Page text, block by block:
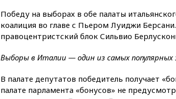
Победу на выборах в обе палаты
коалиция во главе с Пьером Луиджи
правоцентристский блок Сильвио
Выборы в Италии — один из самых популярных
В палате депутатов победитель получает
палате парламента «бонусов» не